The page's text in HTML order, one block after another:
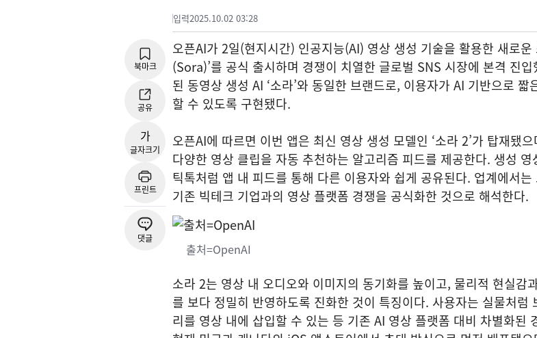
입력2025.10.02 03:28
북마크
공유
가
글자크기
프린트
댓글
오픈AI가 2일(현지시간) 인공지능(AI) 영상 생성 기술을 활용한 새로운
(Sora)’를 공식 출시하며 경쟁이 치열한 글로벌 SNS 시장에 본격 진
된 동영상 생성 AI ‘소라’와 동일한 브랜드로, 이용자가 AI 기반으로 짧
할 수 있도록 구현됐다.
오픈AI에 따르면 이번 앱은 최신 영상 생성 모델인 ‘소라 2’가 탑재됐
다양한 영상 클립을 자동 추천하는 알고리즘 피드를 제공한다. 생성
틱톡처럼 앱 내 피드를 통해 다른 이용자와 쉽게 공유된다. 업계에서
기존 빅테크 기업과의 영상 플랫폼 경쟁을 공식화한 것으로 해석한다.
출처=OpenAI
소라 2는 영상 내 오디오와 이미지의 동기화를 높이고, 물리적 현실감
를 보다 정밀히 반영하도록 진화한 것이 특징이다. 사용자는 실물처럼
리를 영상 내에 삽입할 수 있는 등 기존 AI 영상 플랫폼 대비 차별화된